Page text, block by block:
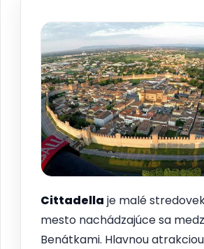
Cittadella je malé
mesto nachádzajúce sa
Benátkami. Hlavnou atrakciou